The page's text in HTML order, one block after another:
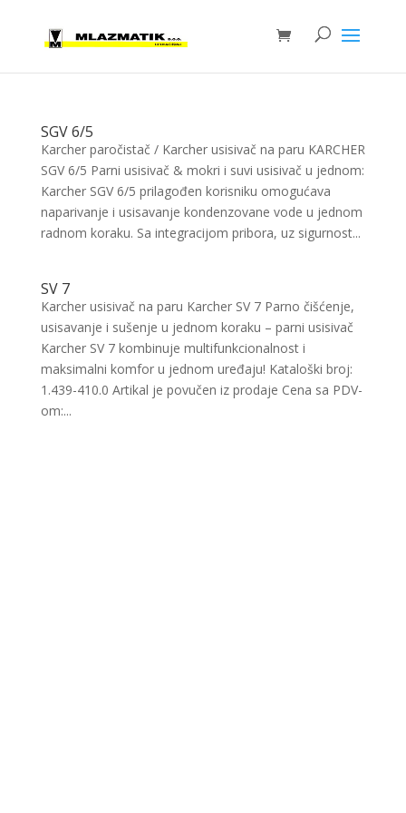
SGV 6/5
Karcher paročistač / Karcher usisivač na paru KARCHER
SGV 6/5 Parni usisivač & mokri i suvi usisivač u jednom:
Karcher SGV 6/5 prilagođen korisniku omogućava
naparivanje i usisavanje kondenzovane vode u jednom
radnom koraku. Sa integracijom pribora, uz sigurnost...
SV 7
Karcher usisivač na paru Karcher SV 7 Parno čišćenje,
usisavanje i sušenje u jednom koraku – parni usisivač
Karcher SV 7 kombinuje multifunkcionalnost i
maksimalni komfor u jednom uređaju! Kataloški broj:
1.439-410.0 Artikal je povučen iz prodaje Cena sa PDV-
om:...